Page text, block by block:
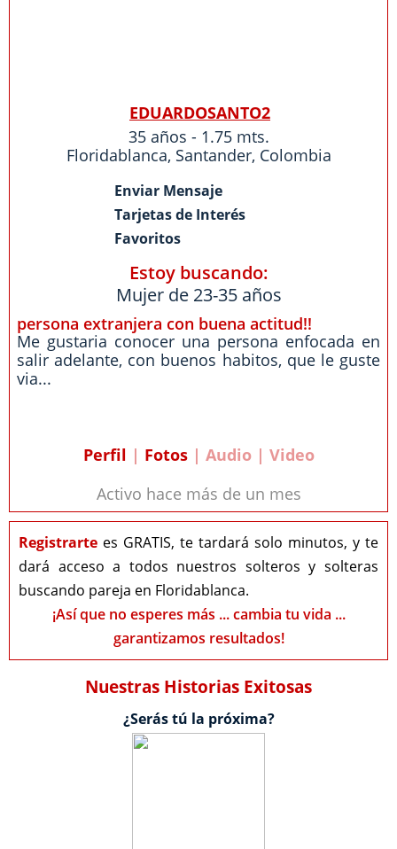
EDUARDOSANTO2
35 años - 1.75 mts.
Floridablanca, Santander, Colombia
Enviar Mensaje
Tarjetas de Interés
Favoritos
Estoy buscando:
Mujer de 23-35 años
persona extranjera con buena actitud!!
Me gustaria conocer una persona enfocada en
salir adelante, con buenos habitos, que le guste
via...
Perfil | Fotos| Audio | Video
Activo hace más de un mes
Registrarte es GRATIS, te tardará solo minutos, y te
dará acceso a todos nuestros solteros y solteras
buscando pareja en Floridablanca.
¡Así que no esperes más ... cambia tu vida ...
garantizamos resultados!
Nuestras Historias Exitosas
¿Serás tú la próxima?